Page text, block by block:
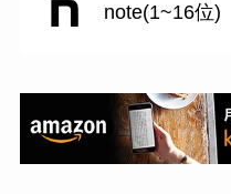
note(1~16位)